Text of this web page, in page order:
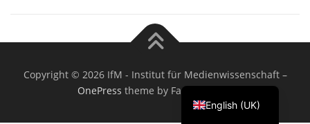
Copyright © 2026 IfM - Institut für Medienwissenschaft –
OnePress theme by FameThemes
English (UK)